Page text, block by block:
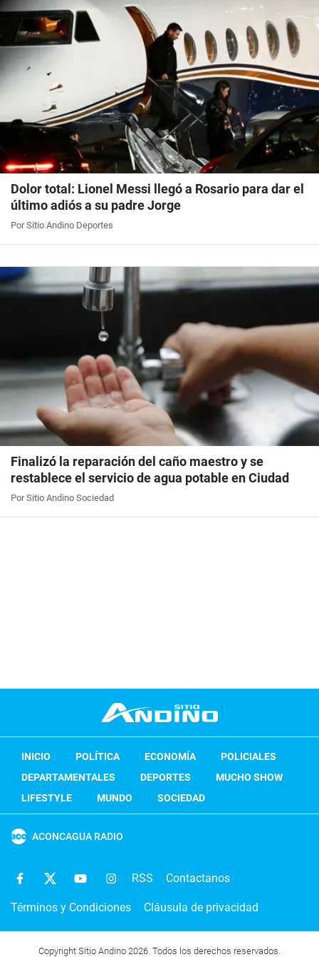
Dolor total: Lionel Messi llegó a Rosario para dar el
último adiós a su padre Jorge
Por Sitio Andino Deportes
Finalizó la reparación del caño maestro y se
restablece el servicio de agua potable en Ciudad
Por Sitio Andino Sociedad
INICIO POLÍTICA ECONOMÍA
POLICIALES
DEPARTAMENTALES
DEPORTES
MUCHO SHOW
LIFESTYLE
MUNDO SOCIEDAD
ACONCAGUA RADIO
RSS Contactanos
Términos y Condiciones Cláusula de privacidad
Copyright Sitio Andino 2026. Todos los derechos reservados.